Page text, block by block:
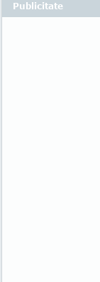
Publicitate